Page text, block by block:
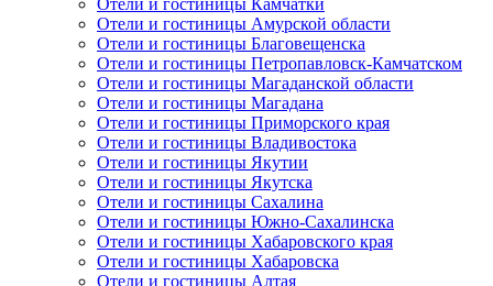
Отели и гостиницы Амурской области
Отели и гостиницы Благовещенска
Отели и гостиницы Петропавловск-Камчатском
Отели и гостиницы Магаданской области
Отели и гостиницы Магадана
Отели и гостиницы Приморского края
Отели и гостиницы Владивостока
Отели и гостиницы Якутии
Отели и гостиницы Якутска
Отели и гостиницы Сахалина
Отели и гостиницы Южно-Сахалинска
Отели и гостиницы Хабаровского края
Отели и гостиницы Хабаровска
Отели и гостиницы Алтая